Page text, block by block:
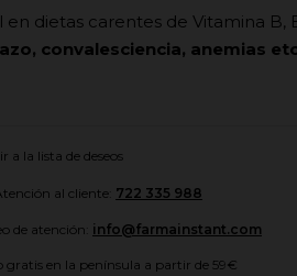
en dietas carentes de Vitamina B,
convalesciencia, anemias
a la lista de deseos
al cliente: 722 335 988
de atención: info@farmainstant.com
gratis en la península a partir de 59€